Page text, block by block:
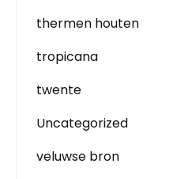
thermen houten
tropicana
twente
Uncategorized
veluwse bron